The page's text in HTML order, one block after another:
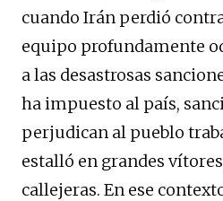
cuando Irán perdió
equipo profundamente
a las desastrosas
ha impuesto al país,
perjudican al pueblo
estalló en grandes
callejeras. En ese